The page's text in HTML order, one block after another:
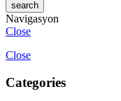
Navigasyon
Close
Close
Categories